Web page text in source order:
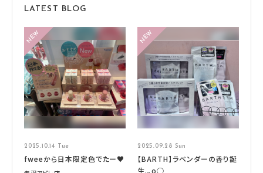
LATEST BLOG
2025.10.14 Tue
fweeから日本限定色でたー♥
2025.09.28 Sun
【BARTH】ラベンダーの香り誕
生.。o○